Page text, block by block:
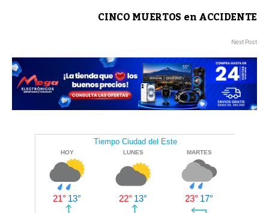
CINCO MUERTOS en ACCIDENTE
Next Post